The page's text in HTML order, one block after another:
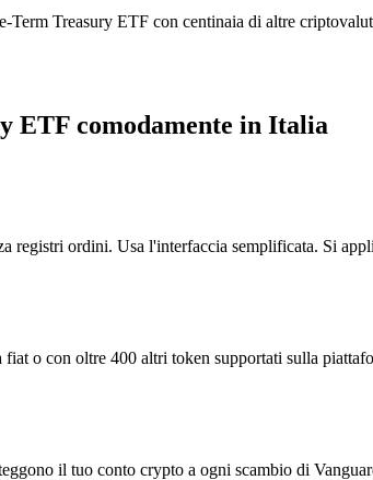
Term Treasury ETF con centinaia di altre
ETF comodamente in Italia
registri ordini. Usa l'interfaccia semplificata. Si
o con oltre 400 altri token supportati sulla
il tuo conto crypto a ogni scambio di